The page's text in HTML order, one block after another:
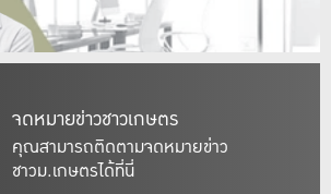
จดหมายข่าวชาวเกษตร
คุณสามารถติดตามจดหมายข่าว
ชาวม.เกษตรได้ที่นี่